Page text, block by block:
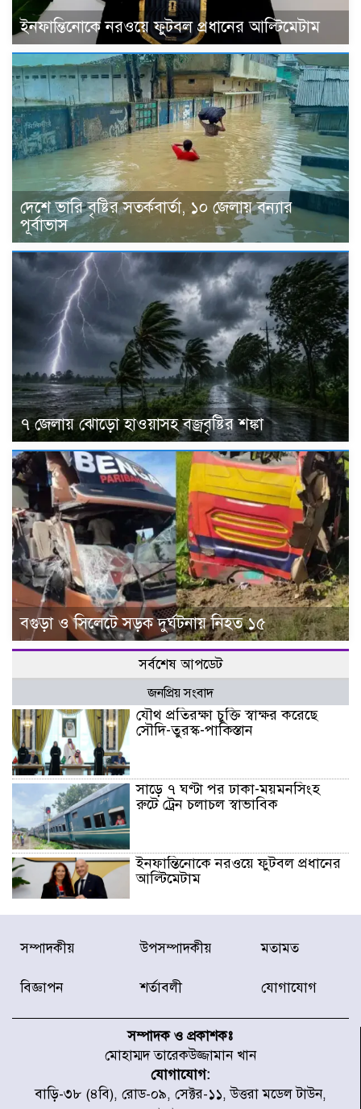
ইনফান্তিনোকে নরওয়ে ফুটবল প্রধানের আল্টিমেটাম
দেশে ভারি বৃষ্টির সতর্কবার্তা, ১০ জেলায় বন্যার
পূর্বাভাস
৭ জেলায় ঝোড়ো হাওয়াসহ বজ্রবৃষ্টির শঙ্কা
বগুড়া ও সিলেটে সড়ক দুর্ঘটনায় নিহত ১৫
সর্বশেষ আপডেট
জনপ্রিয় সংবাদ
যৌথ প্রতিরক্ষা চুক্তি স্বাক্ষর করেছে
সৌদি-তুরস্ক-পাকিস্তান
সাড়ে ৭ ঘণ্টা পর ঢাকা-ময়মনসিংহ
রুটে ট্রেন চলাচল স্বাভাবিক
ইনফান্তিনোকে নরওয়ে ফুটবল প্রধানের
আল্টিমেটাম
দেশে ভারি বৃষ্টির সতর্কবার্তা, ১০
জেলায় বন্যার পূর্বাভাস
স্থাপনের উদ্যোগ চান মিয়া ব্যাপারীর
৭ জেলায় ঝোড়ো হাওয়াসহ বজ্রবৃষ্টির
শঙ্কা
সম্পাদকীয় উপসম্পাদকীয় মতামত
বিজ্ঞাপন শর্তাবলী যোগাযোগ
সম্পাদক ও প্রকাশকঃ
মোহাম্মদ তারেকউজ্জামান খান
যোগাযোগ:
বাড়ি-৩৮ (৪বি), রোড-০৯, সেক্টর-১১, উত্তরা মডেল টাউন,